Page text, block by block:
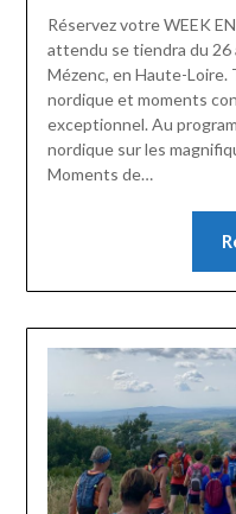
Réservez votre WEEK
attendu se tiendra du 26
Mézenc, en Haute-Loire.
nordique et moments
exceptionnel. Au
nordique sur les
Moments de…